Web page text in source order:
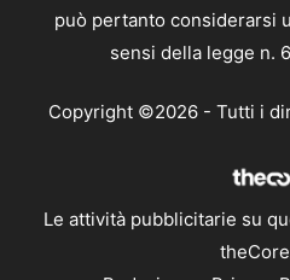
può pertanto considerarsi
sensi della legge n.
Copyright ©2026 - Tutti i
Le attività pubblicitarie su